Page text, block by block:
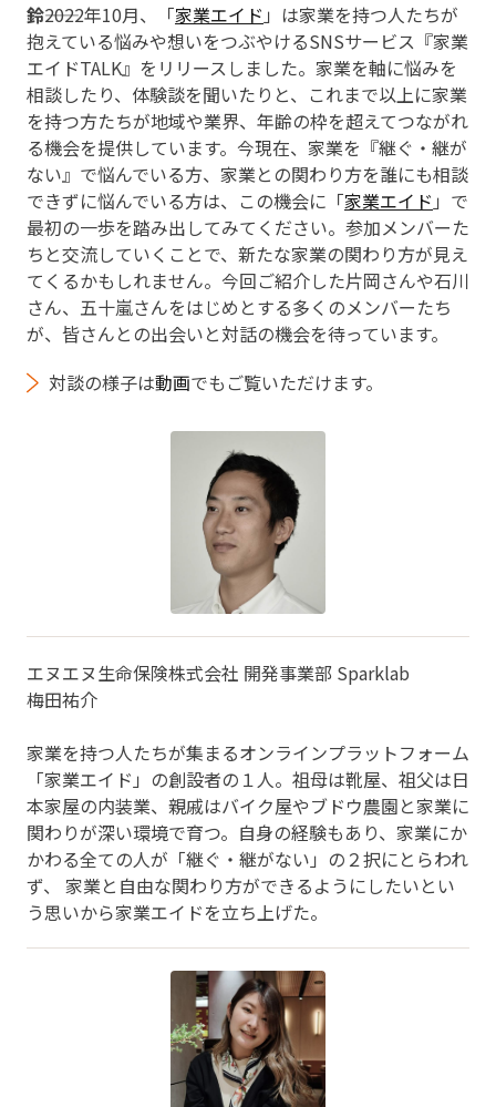
鈴――2022年10月、「家業エイド 」は家業を持つ人たちが
抱えている悩みや想いをつぶやけるSNSサービス『家業
エイドTALK』をリリースしました。家業を軸に悩みを
相談したり、体験談を聞いたりと、これまで以上に家業
を持つ方たちが地域や業界、年齢の枠を超えてつながれ
る機会を提供しています。今現在、家業を『継ぐ・継が
ない』で悩んでいる方、家業との関わり方を誰にも相談
できずに悩んでいる方は、この機会に「家業エイド 」で
最初の一歩を踏み出してみてください。参加メンバーた
ちと交流していくことで、新たな家業の関わり方が見え
てくるかもしれません。今回ご紹介した片岡さんや石川
さん、五十嵐さんをはじめとする多くのメンバーたち
が、皆さんとの出会いと対話の機会を待っています。
対談の様子は動画でもご覧いただけます。
エヌエヌ生命保険株式会社 開発事業部 Sparklab
梅田祐介
家業を持つ人たちが集まるオンラインプラットフォーム
「家業エイド」の創設者の１人。祖母は靴屋、祖父は日
本家屋の内装業、親戚はバイク屋やブドウ農園と家業に
関わりが深い環境で育つ。自身の経験もあり、家業にか
かわる全ての人が「継ぐ・継がない」の２択にとらわれ
ず、 家業と自由な関わり方ができるようにしたいとい
う思いから家業エイドを立ち上げた。